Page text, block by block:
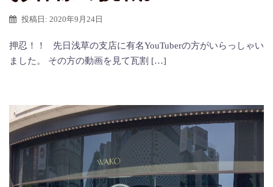
投稿日: 2020年9月24日
押忍！！ 先日浅草の支店に有名YouTuberの方がいらっしゃい
ました。 その方の動画を見て瓦割 […]